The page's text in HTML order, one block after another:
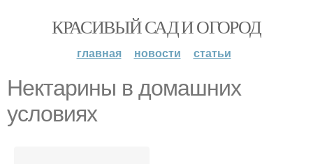
КРАСИВЫЙ САД И ОГОРОД
главная новости статьи
Нектарины в домашних
условиях